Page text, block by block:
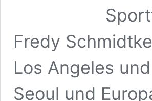
Fredy
Los Angeles
Seoul und